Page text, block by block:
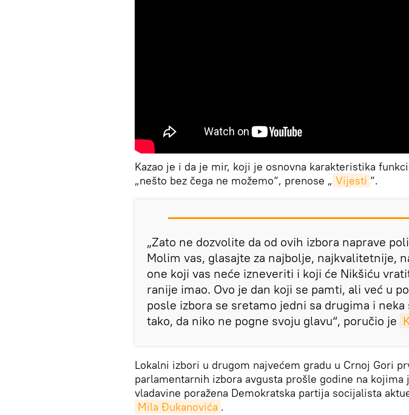
Kazao je i da je mir, koji je osnovna karakteristika
„nešto bez čega ne možemo“, prenose „ Vijesti “.
„Zato ne dozvolite da od ovih izbora naprave
Molim vas, glasajte za najbolje, najkvalitetnije,
one koji vas neće izneveriti i koji će Nikšiću
ranije imao. Ovo je dan koji se pamti, ali već u
posle izbora se sretamo jedni sa drugima i neka
tako, da niko ne pogne svoju glavu“, poručio je
Lokalni izbori u drugom najvećem gradu u Crnoj Gori
parlamentarnih izbora avgusta prošle godine na kojima
vladavine poražena Demokratska partija socijalista
Mila Đukanovića .